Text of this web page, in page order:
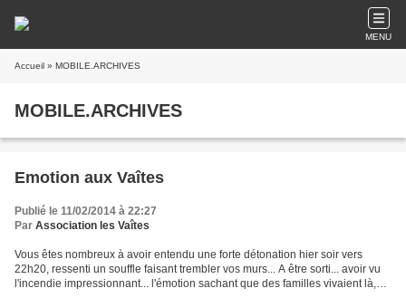
MENU
Accueil » MOBILE.ARCHIVES
MOBILE.ARCHIVES
Emotion aux Vaîtes
Publié le 11/02/2014 à 22:27
Par Association les Vaîtes
Vous êtes nombreux à avoir entendu une forte détonation hier soir vers
22h20, ressenti un souffle faisant trembler vos murs... A être sorti... avoir vu
l'incendie impressionnant... l'émotion sachant que des familles vivaient là,